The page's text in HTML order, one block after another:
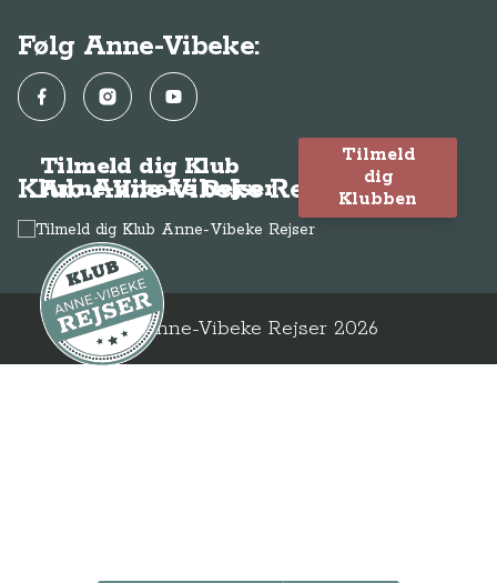
Følg Anne-Vibeke:
FacebookInstagramYouTube
Klub Anne-Vibeke Rejser
Tilmeld dig Klub
Anne-Vibeke Rejser
Tilmeld
dig
Klubben
© Anne-Vibeke Rejser 2026